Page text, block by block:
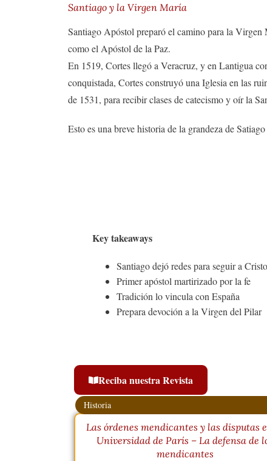
Santiago y la Virgen María
Santiago Apóstol preparó el camino para la
como el Apóstol de la Paz.
En 1519, Cortes llegó a Veracruz, y en Lantigua
conquistada, Cortes construyó una Iglesia en las
de 1531, para recibir clases de catecismo y oír la
Esto es una breve historia de la grandeza de
Key takeaways
Santiago dejó redes para seguir a Cristo
Primer apóstol martirizado por la fe
Tradición lo vincula con España
Prepara devoción a la Virgen del Pilar
Reciba nuestra Revista
Historia
Las órdenes mendicantes y las disputas
Universidad de París – La defensa de
mendicantes